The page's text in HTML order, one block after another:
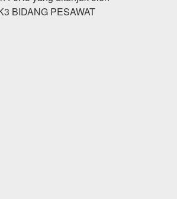
BIDANG PESAWAT